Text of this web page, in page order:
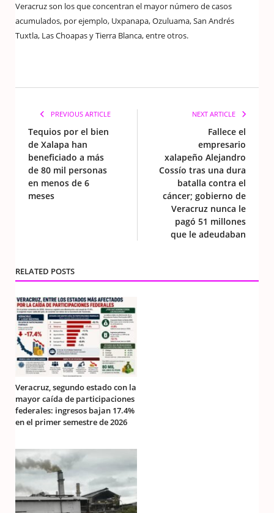
Veracruz son los que concentran el mayor número de casos
acumulados, por ejemplo, Uxpanapa, Ozuluama, San Andrés
Tuxtla, Las Choapas y Tierra Blanca, entre otros.
PREVIOUS ARTICLE
Tequios por el bien
de Xalapa han
beneficiado a más
de 80 mil personas
en menos de 6
meses
NEXT ARTICLE
Fallece el
empresario
xalapeño Alejandro
Cossío tras una dura
batalla contra el
cáncer; gobierno de
Veracruz nunca le
pagó 51 millones
que le adeudaban
RELATED POSTS
Veracruz, segundo estado con la
mayor caída de participaciones
federales: ingresos bajan 17.4%
en el primer semestre de 2026